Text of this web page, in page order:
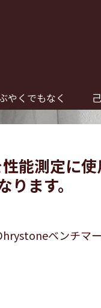
やくでもなく
能測定に
ます。
ベンチマ